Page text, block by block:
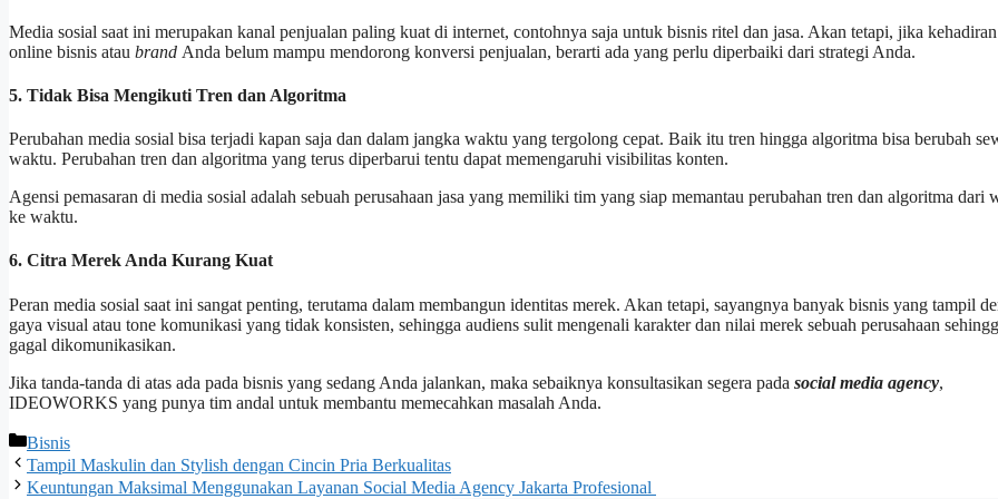
Media sosial saat ini merupakan kanal penjualan paling kuat di internet, contohnya saja untuk bisnis ritel dan jasa. Akan tetapi, jika kehadiran
online bisnis atau brand Anda belum mampu mendorong konversi penjualan, berarti ada yang perlu diperbaiki dari strategi Anda.
5. Tidak Bisa Mengikuti Tren dan Algoritma
Perubahan media sosial bisa terjadi kapan saja dan dalam jangka waktu yang tergolong cepat. Baik itu tren hingga algoritma bisa berubah
waktu. Perubahan tren dan algoritma yang terus diperbarui tentu dapat memengaruhi visibilitas konten.
Agensi pemasaran di media sosial adalah sebuah perusahaan jasa yang memiliki tim yang siap memantau perubahan tren dan algoritma dari
ke waktu.
6. Citra Merek Anda Kurang Kuat
Peran media sosial saat ini sangat penting, terutama dalam membangun identitas merek. Akan tetapi, sayangnya banyak bisnis yang tampil
gaya visual atau tone komunikasi yang tidak konsisten, sehingga audiens sulit mengenali karakter dan nilai merek sebuah perusahaan
gagal dikomunikasikan.
Jika tanda-tanda di atas ada pada bisnis yang sedang Anda jalankan, maka sebaiknya konsultasikan segera pada social media agency,
IDEOWORKS yang punya tim andal untuk membantu memecahkan masalah Anda.
Categories
Bisnis
Tampil Maskulin dan Stylish dengan Cincin Pria Berkualitas
Keuntungan Maksimal Menggunakan Layanan Social Media Agency Jakarta Profesional